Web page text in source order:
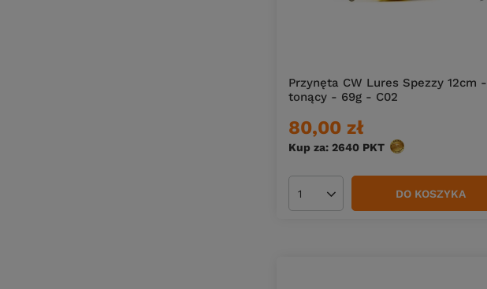
Przynęta CW Lures Spezzy 12cm -
tonący - 69g - C02
80,00 zł
Kup za: 2640 PKT punktów
Ilość produktów DO KOSZYKA